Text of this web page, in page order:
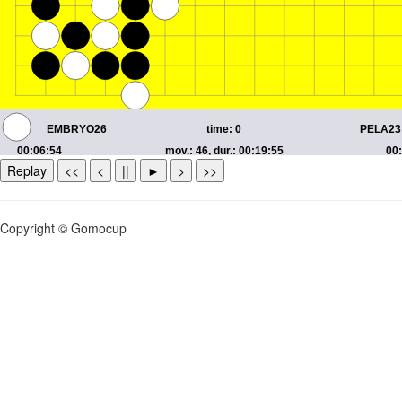
Replay << < || ► > >>
Copyright © Gomocup